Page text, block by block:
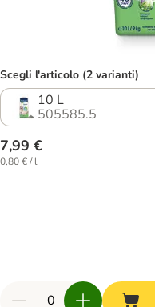
Scegli l'articolo (2 varianti)
10 L
505585.5
7,99 €
0,80 € / l